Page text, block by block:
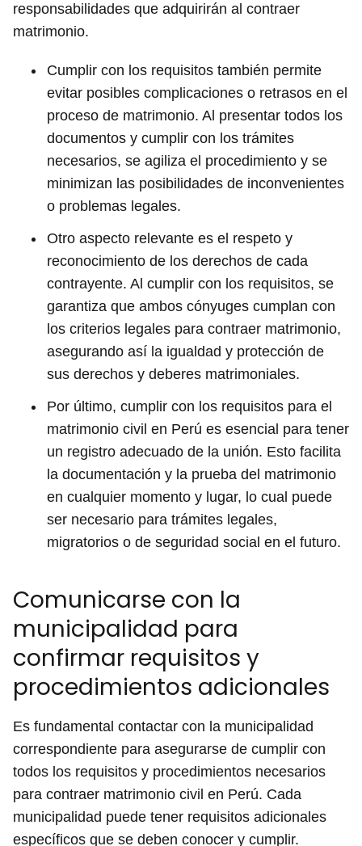
responsabilidades que adquirirán al contraer
matrimonio.
Cumplir con los requisitos también permite
evitar posibles complicaciones o retrasos en el
proceso de matrimonio. Al presentar todos los
documentos y cumplir con los trámites
necesarios, se agiliza el procedimiento y se
minimizan las posibilidades de inconvenientes
o problemas legales.
Otro aspecto relevante es el respeto y
reconocimiento de los derechos de cada
contrayente. Al cumplir con los requisitos, se
garantiza que ambos cónyuges cumplan con
los criterios legales para contraer matrimonio,
asegurando así la igualdad y protección de
sus derechos y deberes matrimoniales.
Por último, cumplir con los requisitos para el
matrimonio civil en Perú es esencial para tener
un registro adecuado de la unión. Esto facilita
la documentación y la prueba del matrimonio
en cualquier momento y lugar, lo cual puede
ser necesario para trámites legales,
migratorios o de seguridad social en el futuro.
Comunicarse con la
municipalidad para
confirmar requisitos y
procedimientos adicionales
Es fundamental contactar con la municipalidad
correspondiente para asegurarse de cumplir con
todos los requisitos y procedimientos necesarios
para contraer matrimonio civil en Perú. Cada
municipalidad puede tener requisitos adicionales
específicos que se deben conocer y cumplir.